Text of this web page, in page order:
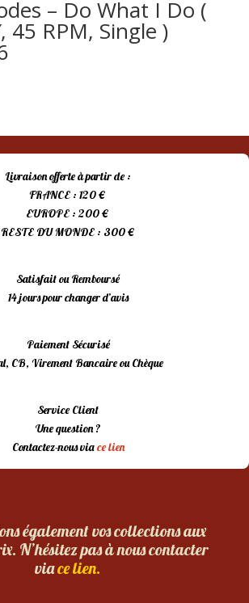
– Do What I Do (
45 RPM, Single )
Livraison offerte à partir de :
FRANCE : 120 €
EUROPE : 200 €
RESTE DU MONDE : 300 €
Satisfait ou Remboursé
14 jours pour changer d’avis
Paiement Sécurisé
CB, Virement Bancaire ou Chèque
Service Client
Une question ?
Contactez-nous viace lien
également vos collections aux
N’hésitez pas à nous contacter
viace lien.